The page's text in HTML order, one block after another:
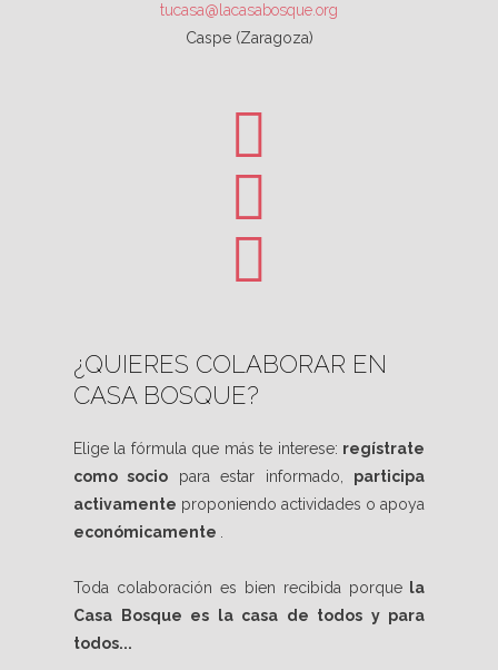
tucasa@lacasabosque.org
Caspe (Zaragoza)
¿QUIERES COLABORAR EN
CASA BOSQUE?
Elige la fórmula que más te interese: regístrate
como socio para estar informado, participa
activamente proponiendo actividades o apoya
económicamente
Toda colaboración es bien recibida porque la
Casa Bosque es la casa de todos y para
todos...